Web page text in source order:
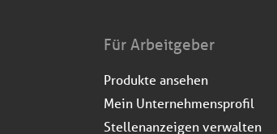
Für Arbeitgeber
Produkte ansehen
Mein Unternehmensprofil
Stellenanzeigen verwalten